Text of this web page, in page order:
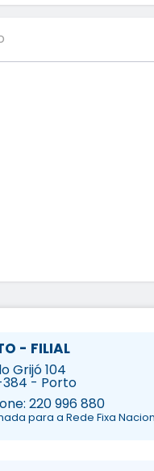
- FILIAL
Grijó 104
384 - Porto
220 996 880
para a Rede Fixa